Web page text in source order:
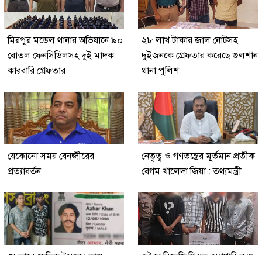
মিরপুর মডেল থানার অভিযানে ৯০
বোতল ফেনসিডিলসহ দুই মাদক
কারবারি গ্রেফতার
২৮ লাখ টাকার জাল নোটসহ
দুইজনকে গ্রেফতার করেছে গুলশান
থানা পুলিশ
যেকোনো সময় বেনজীরের
প্রত্যাবর্তন
নেতৃত্ব ও গণতন্ত্রের মূর্তমান প্রতীক
বেগম খালেদা জিয়া : তথ্যমন্ত্রী